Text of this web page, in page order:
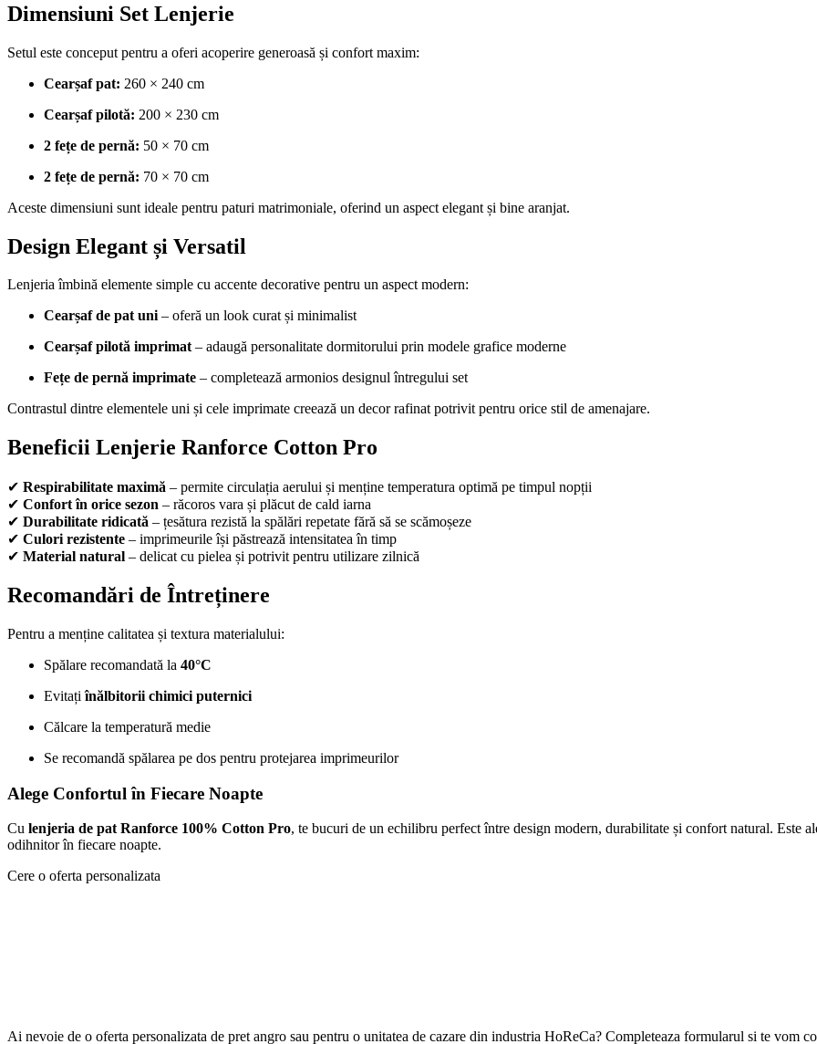
Dimensiuni Set Lenjerie
Setul este conceput pentru a oferi acoperire generoasă și confort maxim:
Cearșaf pat: 260 × 240 cm
Cearșaf pilotă: 200 × 230 cm
2 fețe de pernă: 50 × 70 cm
2 fețe de pernă: 70 × 70 cm
Aceste dimensiuni sunt ideale pentru paturi matrimoniale, oferind un aspect elegant și bine aranjat.
Design Elegant și Versatil
Lenjeria îmbină elemente simple cu accente decorative pentru un aspect modern:
Cearșaf de pat uni– oferă un look curat și minimalist
Cearșaf pilotă imprimat– adaugă personalitate dormitorului prin modele grafice moderne
Fețe de pernă imprimate – completează armonios designul întregului set
Contrastul dintre elementele uni și cele imprimate creează un decor rafinat potrivit pentru orice stil de amenajare.
Beneficii Lenjerie Ranforce Cotton Pro
✔ Respirabilitate maximă – permite circulația aerului și menține temperatura optimă pe timpul nopții
✔ Confort în orice sezon – răcoros vara și plăcut de cald iarna
✔ Durabilitate ridicată – țesătura rezistă la spălări repetate fără să se scămoșeze
✔ Culori rezistente – imprimeurile își păstrează intensitatea în timp
✔ Material natural – delicat cu pielea și potrivit pentru utilizare zilnică
Recomandări de Întreținere
Pentru a menține calitatea și textura materialului:
Spălare recomandată la 40°C
Evitațiînălbitorii chimici puternici
Călcare la temperatură medie
Se recomandă spălarea pe dos pentru protejarea imprimeurilor
Alege Confortul în Fiecare Noapte
Cu lenjeria de pat Ranforce 100% Cotton Pro, te bucuri de un echilibru perfect între design modern, durabilitate și confort natural. Este
odihnitor în fiecare noapte.
Cere o oferta personalizata
Ai nevoie de o oferta personalizata de pret angro sau pentru o unitatea de cazare din industria HoReCa? Completeaza formularul si te vom